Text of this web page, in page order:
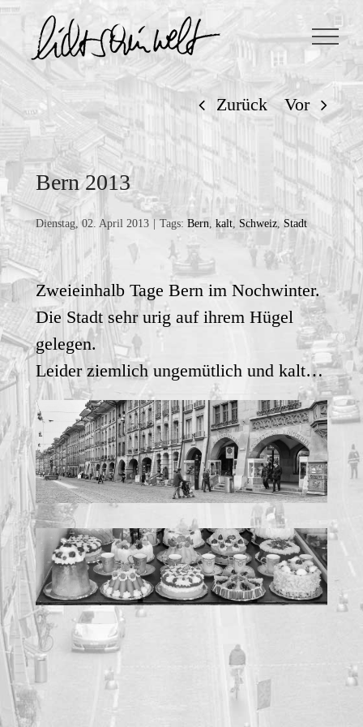
Zum
Inhalt
springen
Zurück
Vor
Bern 2013
Dienstag, 02. April 2013 | Tags: Bern, kalt, Schweiz,Stadt
Zweieinhalb Tage Bern im Nochwinter.
Die Stadt sehr urig auf ihrem Hügel
gelegen.
Leider ziemlich ungemütlich und kalt…